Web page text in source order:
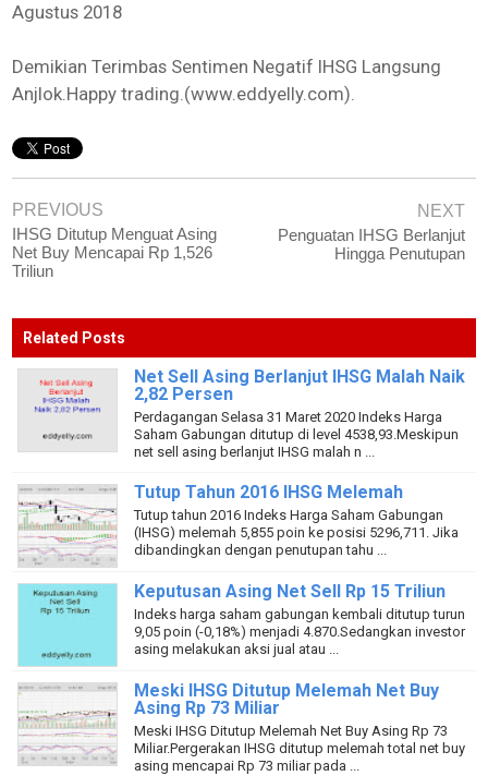
Agustus 2018
Demikian Terimbas Sentimen Negatif IHSG Langsung
Anjlok.Happy trading.(www.eddyelly.com).
PREVIOUS
IHSG Ditutup Menguat Asing
Net Buy Mencapai Rp 1,526
Triliun
NEXT
Penguatan IHSG Berlanjut
Hingga Penutupan
Related Posts
Net Sell Asing Berlanjut IHSG Malah Naik
2,82 Persen
Perdagangan Selasa 31 Maret 2020 Indeks Harga
Saham Gabungan ditutup di level 4538,93.Meskipun
net sell asing berlanjut IHSG malah n ...
Tutup Tahun 2016 IHSG Melemah
Tutup tahun 2016 Indeks Harga Saham Gabungan
(IHSG) melemah 5,855 poin ke posisi 5296,711. Jika
dibandingkan dengan penutupan tahu ...
Keputusan Asing Net Sell Rp 15 Triliun
Indeks harga saham gabungan kembali ditutup turun
9,05 poin (-0,18%) menjadi 4.870.Sedangkan investor
asing melakukan aksi jual atau ...
Meski IHSG Ditutup Melemah Net Buy
Asing Rp 73 Miliar
Meski IHSG Ditutup Melemah Net Buy Asing Rp 73
Miliar.Pergerakan IHSG ditutup melemah total net buy
asing mencapai Rp 73 miliar pada ...